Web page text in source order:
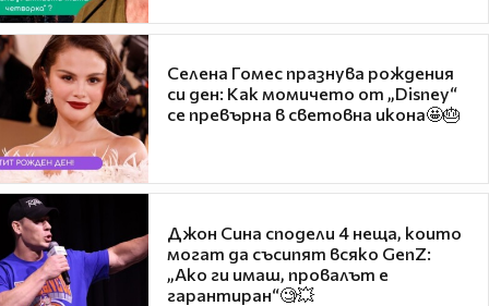
Селена Гомес празнува рождения
си ден: Как момичето от „Disney“
се превърна в световна икона🤩🎂
Джон Сина сподели 4 неща, които
могат да съсипят всяко GenZ:
„Ако ги имаш, провалът е
гарантиран“🧐💥